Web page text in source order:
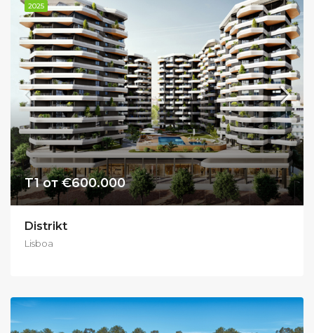
2025
T1 от €600.000
Distrikt
Lisboa